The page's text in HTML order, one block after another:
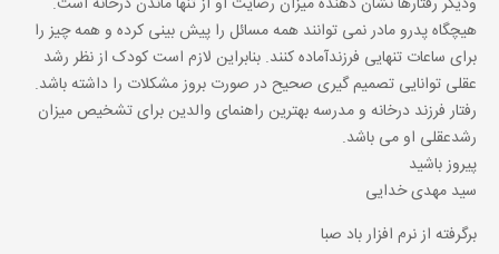
هیچگاه پدرو مادر نمی توانند همه مسائل را پیش بینی کرده و همه چیز را
برای ساعات تنهایی فرزندآماده کنند. بنابراین لازم است کودک از نظر رشد
عقلی توانایی تصمیم گیری صحیح در صورت بروز مشکلات را داشته باشد.
رفتار فرزند درخانه و مدرسه بهترین راهنمای والدین برای تشخیص میزان
رشدعقلی او می باشد.
پیروز باشید
سید مهدی خدایی
برگرفته از نرم افزار باد صبا